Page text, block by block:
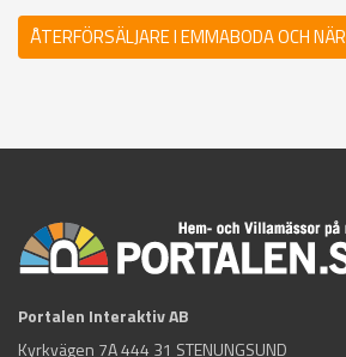
ÅTERFÖRSÄLJARE I EMMABODA OCH
Portalen Interaktiv AB
Kyrkvägen 7A 444 31 STENUNGSUND